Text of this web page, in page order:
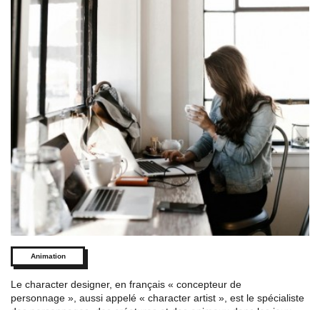
Animation
Le character designer, en français « concepteur de
personnage », aussi appelé « character artist », est le spécialiste